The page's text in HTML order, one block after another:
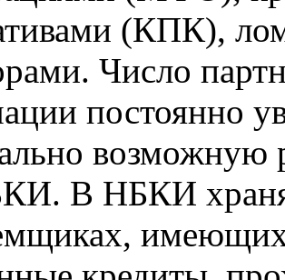
(КПК),
Число
постоянно
возможную
В НБКИ